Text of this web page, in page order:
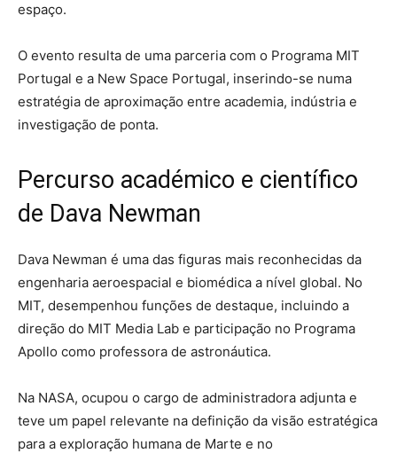
espaço.
O evento resulta de uma parceria com o Programa MIT
Portugal e a New Space Portugal, inserindo-se numa
estratégia de aproximação entre academia, indústria e
investigação de ponta.
Percurso académico e científico
de Dava Newman
Dava Newman é uma das figuras mais reconhecidas da
engenharia aeroespacial e biomédica a nível global. No
MIT, desempenhou funções de destaque, incluindo a
direção do MIT Media Lab e participação no Programa
Apollo como professora de astronáutica.
Na NASA, ocupou o cargo de administradora adjunta e
teve um papel relevante na definição da visão estratégica
para a exploração humana de Marte e no